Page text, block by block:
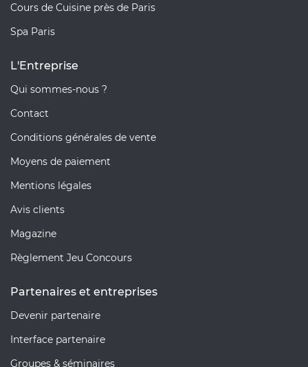
Cours de Cuisine près de Paris
Spa Paris
L'Entreprise
Qui sommes-nous ?
Contact
Conditions générales de vente
Moyens de paiement
Mentions légales
Avis clients
Magazine
Règlement Jeu Concours
Partenaires et entreprises
Devenir partenaire
Interface partenaire
Groupes & séminaires